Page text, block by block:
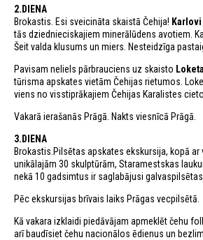
2.DIENA
Brokastis. Esi sveicināta skaistā Čehija!
tās dziednieciskajiem minerālūdens avotiem.
Šeit valda klusums un miers. Nesteidzīga
Pavisam neliels pārbrauciens uz skaisto
tūrisma apskates vietām Čehijas rietumos.
viens no visstiprākajiem Čehijas Karalistes
Vakarā ierašanās Prāgā. Nakts viesnīcā Prāgā.
3.DIENA
Brokastis.Pilsētas apskates ekskursija, kopā
unikālajām 30 skulptūrām, Staramestskas
nekā 10 gadsimtus ir saglabājusi
Pēc ekskursijas brīvais laiks Prāgas vecpilsētā.
Kā vakara izklaidi piedāvājam apmeklēt čehu
arī baudīsiet čehu nacionālos ēdienus un